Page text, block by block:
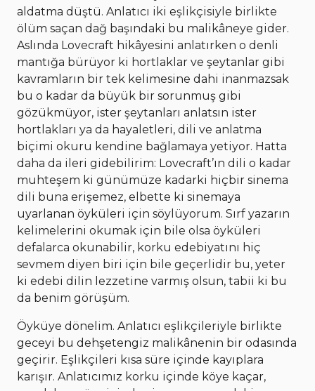
aldatma düştü. Anlatıcı iki eşlikçisiyle birlikte
ölüm saçan dağ başındaki bu malikâneye gider.
Aslında Lovecraft hikâyesini anlatırken o denli
mantığa bürüyor ki hortlaklar ve şeytanlar gibi
kavramların bir tek kelimesine dahi inanmazsak
bu o kadar da büyük bir sorunmuş gibi
gözükmüyor, ister şeytanları anlatsın ister
hortlakları ya da hayaletleri, dili ve anlatma
biçimi okuru kendine bağlamaya yetiyor. Hatta
daha da ileri gidebilirim: Lovecraft’ın dili o kadar
muhteşem ki günümüze kadarki hiçbir sinema
dili buna erişemez, elbette ki sinemaya
uyarlanan öyküleri için söylüyorum. Sırf yazarın
kelimelerini okumak için bile olsa öyküleri
defalarca okunabilir, korku edebiyatını hiç
sevmem diyen biri için bile geçerlidir bu, yeter
ki edebi dilin lezzetine varmış olsun, tabii ki bu
da benim görüşüm.
Öyküye dönelim. Anlatıcı eşlikçileriyle birlikte
geceyi bu dehşetengiz malikânenin bir odasında
geçirir. Eşlikçileri kısa süre içinde kayıplara
karışır. Anlatıcımız korku içinde köye kaçar,